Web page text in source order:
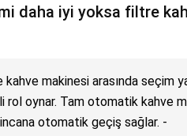
daha iyi yoksa filtre
makinesi arasında seçim
rol oynar. Tam otomatik kahve
otomatik geçiş sağlar. -